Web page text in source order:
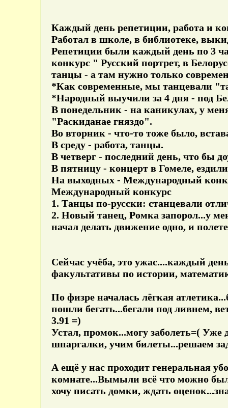
Каждый день репетиции, работа и
Работал в школе, в библиотеке,
Репетиции были каждый день по 3
конкурс " Русский портрет, в
танцы - а там нужно только
*Как современные, мы танцевали
*Народный выучили за 4 дня - под
В понедельник - на каникулах, у
"Раскиданае гняздо".
Во вторник - что-то тоже было,
В среду - работа, танцы.
В четверг - последний день, что бы
В пятницу - концерт в Гомеле,
На выходных - Международный
Международный конкурс
1. Танцы по-русски: станцевали
2. Новый танец, Ромка запорол...у
начал делать движение одно, и
Сейчас учёба, это ужас....каждый
факультативы по истории,
По физре началась лёгкая
пошли бегать...бегали под ливнем,
3.91 =)
Устал, промок...могу заболеть=(
шпаргалки, учим билеты...решаем
А ещё у нас проходит генеральная
комнате...Вымыли всё что можно
хочу писать домки, ждать